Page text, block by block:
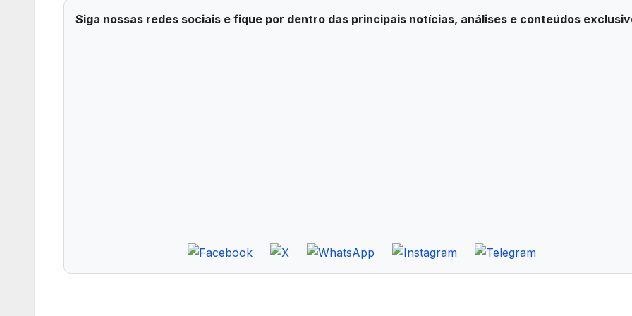
Siga nossas redes sociais e fique por dentro das principais notícias, análises e conteúdos